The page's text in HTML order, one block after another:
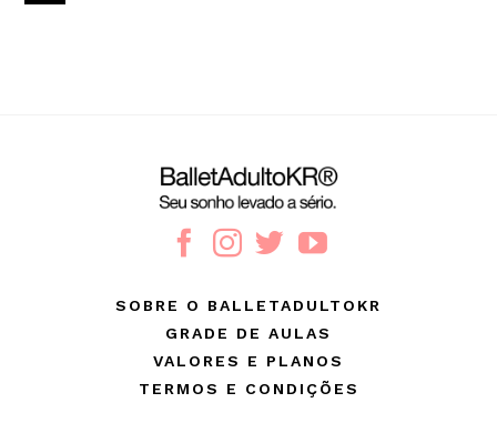
SOBRE O BALLETADULTOKR
GRADE DE AULAS
VALORES E PLANOS
TERMOS E CONDIÇÕES